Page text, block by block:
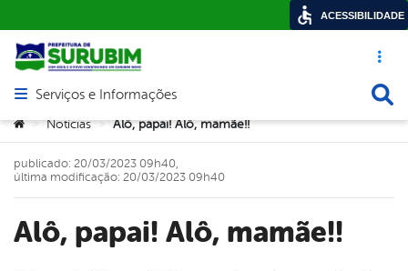
Acesso
Abrir menu principal de navegação
Serviços e Informações
Você está aqui:
> Notícias > Alô, papai! Alô, mamãe!!
Alô, papai! Alô, mamãe!!
publicado: 20/03/2023 09h40,
última modificação: 20/03/2023 09h40
ACESSIBILIDADE